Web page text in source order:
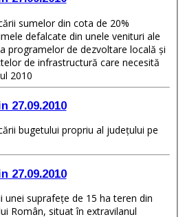
sumelor din cota de 20%
din unele venituri ale
de dezvoltare locală şi
de infrastructură care necesită
2010
27.09.2010
bugetului propriu al judeţului pe
27.09.2010
unei suprafeţe de 15 ha teren din